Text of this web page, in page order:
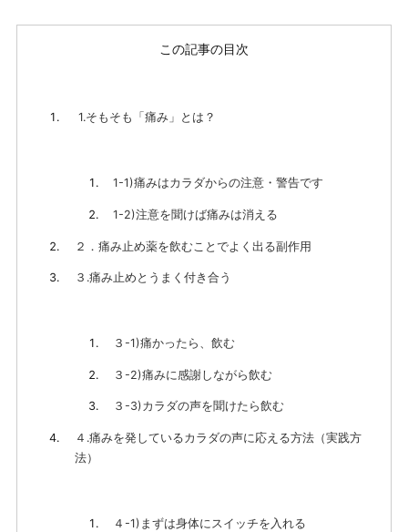
この記事の目次
1.そもそも「痛み」とは？
1-1)痛みはカラダからの注意・警告です
1-2)注意を聞けば痛みは消える
２．痛み止め薬を飲むことでよく出る副作用
３.痛み止めとうまく付き合う
３-1)痛かったら、飲む
３-2)痛みに感謝しながら飲む
３-3)カラダの声を聞けたら飲む
４.痛みを発しているカラダの声に応える方法（実践方
法）
４-1)まずは身体にスイッチを入れる